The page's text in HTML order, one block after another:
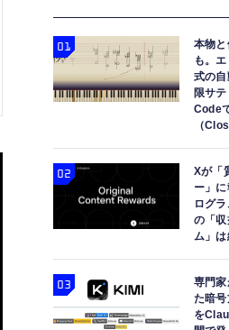
本物
も。
式の
限サ
Code
（
Xが「
ー」
ログ
の「
ム」は
専門
た暗
を